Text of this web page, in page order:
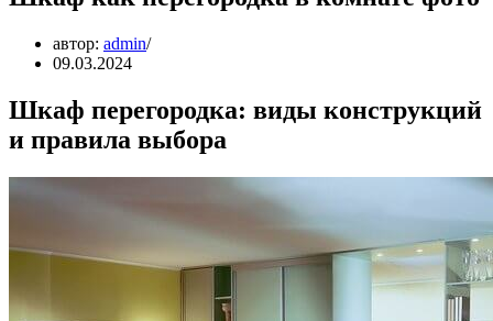
автор: admin
09.03.2024
Шкаф перегородка: виды конструкций
и правила выбора